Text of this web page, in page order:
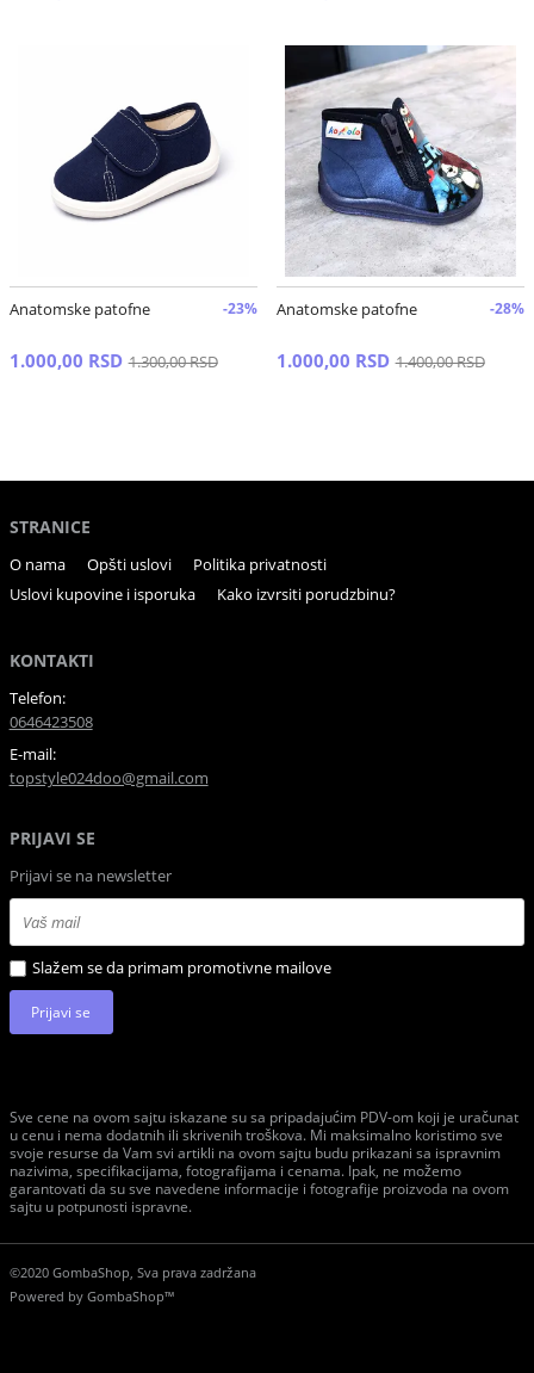
Anatomske patofne -23%
1.000,00 RSD 1.300,00 RSD
Anatomske patofne -28%
1.000,00 RSD 1.400,00 RSD
STRANICE
O nama Opšti uslovi
Politika privatnosti
Uslovi kupovine i isporuka
Kako izvrsiti porudzbinu?
KONTAKTI
Telefon:
0646423508
E-mail:
topstyle024doo@gmail.com
PRIJAVI SE
Prijavi se na newsletter
Slažem se da primam promotivne mailove
Prijavi se
Sve cene na ovom sajtu iskazane su sa pripadajućim PDV-om koji je uračunat
u cenu i nema dodatnih ili skrivenih troškova. Mi maksimalno koristimo sve
svoje resurse da Vam svi artikli na ovom sajtu budu prikazani sa ispravnim
nazivima, specifikacijama, fotografijama i cenama. Ipak, ne možemo
garantovati da su sve navedene informacije i fotografije proizvoda na ovom
sajtu u potpunosti ispravne.
©2020 GombaShop, Sva prava zadržana
Powered by GombaShop™